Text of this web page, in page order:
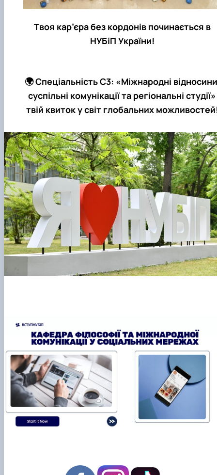
Твоя кар’єра без кордонів починається в
НУБіП України!
🌍 Спеціальність С3: «Міжнародні
суспільні комунікації та регіональні студії»
твій квиток у світ глобальних